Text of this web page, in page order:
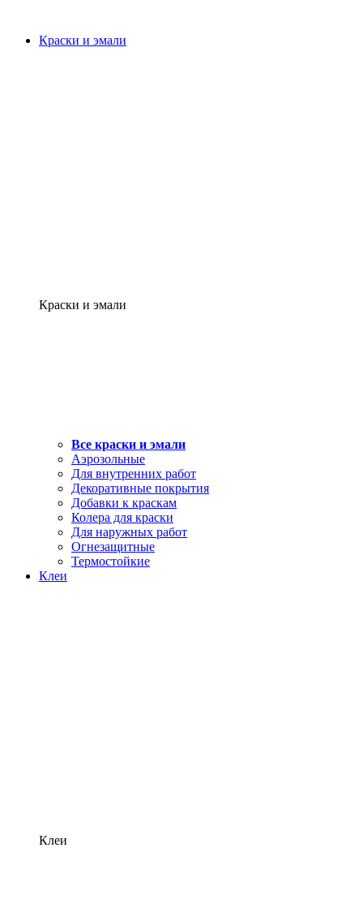
Краски и эмали
Краски и эмали
Все краски и эмали
Аэрозольные
Для внутренних работ
Декоративные покрытия
Добавки к краскам
Колера для краски
Для наружных работ
Огнезащитные
Термостойкие
Клеи
Клеи